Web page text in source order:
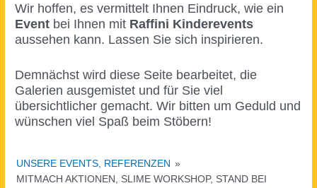
Wir hoffen, es vermittelt Ihnen Eindruck, wie ein
Event bei Ihnen mit Raffini Kinderevents
aussehen kann. Lassen Sie sich inspirieren.
Demnächst wird diese Seite bearbeitet, die
Galerien ausgemistet und für Sie viel
übersichtlicher gemacht. Wir bitten um Geduld und
wünschen viel Spaß beim Stöbern!
UNSERE EVENTS, REFERENZEN »
MITMACH AKTIONEN, SLIME WORKSHOP, STAND BEI